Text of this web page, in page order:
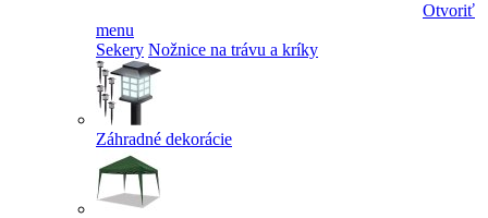
Otvoriť
menu
Sekery Nožnice na trávu a kríky
Záhradné dekorácie